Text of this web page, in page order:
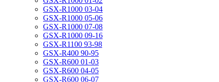
GSX-R1000 03-04
GSX-R1000 05-06
GSX-R1000 07-08
GSX-R1000 09-16
GSX-R1100 93-98
GSX-R400 90-95
GSX-R600 01-03
GSX-R600 04-05
GSX-R600 06-07